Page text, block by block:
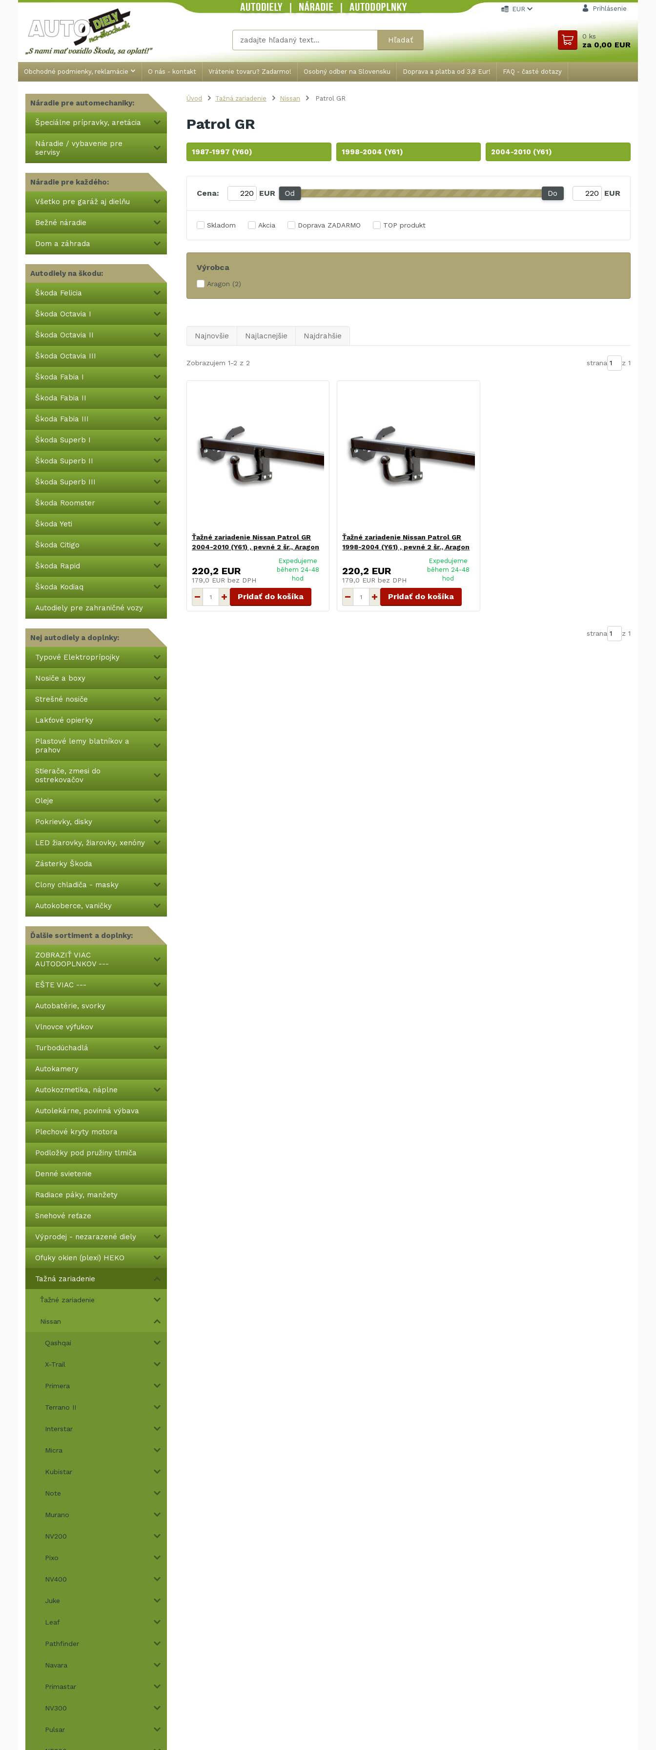
Obchodné podmienky, reklamácie O nás - kontakt Vrátenie tovaru? Zadarmo! Osobný odber na Slovensku Doprava a platba od 3,8 Eur! FAQ - časté dotazy
EUR Prihlásenie
Hľadať 0ks
za0,00 EUR
Náradie pre automechaniky:
Špeciálne prípravky, aretácia
Náradie / vybavenie pre
servisy
Náradie pre každého:
Všetko pre garáž aj dielňu
Bežné náradie
Dom a záhrada
Autodiely na škodu:
Škoda Felicia
Škoda Octavia I
Škoda Octavia II
Škoda Octavia III
Škoda Fabia I
Škoda Fabia II
Škoda Fabia III
Škoda Superb I
Škoda Superb II
Škoda Superb III
Škoda Roomster
Škoda Yeti
Škoda Citigo
Škoda Rapid
Škoda Kodiaq
Autodiely pre zahraničné vozy
Nej autodiely a doplnky:
Typové Elektroprípojky
Nosiče a boxy
Strešné nosiče
Lakťové opierky
Plastové lemy blatníkov a
prahov
Stierače, zmesi do
ostrekovačov
Oleje
Pokrievky, disky
LED žiarovky, žiarovky, xenóny
Zásterky Škoda
Clony chladiča - masky
Autokoberce, vaničky
Ďalšie sortiment a doplnky:
ZOBRAZIŤ VIAC
AUTODOPLNKOV ---
EŠTE VIAC ---
Autobatérie, svorky
Vlnovce výfukov
Turbodúchadlá
Autokamery
Autokozmetika, náplne
Autolekárne, povinná výbava
Plechové kryty motora
Podložky pod pružiny tlmiča
Denné svietenie
Radiace páky, manžety
Snehové reťaze
Výprodej - nezarazené diely
Ofuky okien (plexi) HEKO
Tažná zariadenie
Ťažné zariadenie
Nissan
Qashqai
X-Trail
Primera
Terrano II
Interstar
Micra
Kubistar
Note
Murano
NV200
Pixo
NV400
Juke
Leaf
Pathfinder
Navara
Primastar
NV300
Pulsar
Úvod Tažná zariadenie Nissan Patrol GR
Patrol GR
1987-1997 (Y60) 1998-2004 (Y61) 2004-2010 (Y61)
Cena: EUR Od Do EUR
Skladom Akcia Doprava ZADARMO TOP produkt
Výrobca
Aragon (2)
Najnovšie Najlacnejšie Najdrahšie
Zobrazujem 1-2 z 2 strana z 1
Ťažné zariadenie Nissan Patrol GR
2004-2010 (Y61) , pevné 2 šr., Aragon
220,2 EUR
179,0 EUR bez DPH
Expedujeme
během 24-48
hod
Pridať do košíka
Ťažné zariadenie Nissan Patrol GR
1998-2004 (Y61) , pevné 2 šr., Aragon
220,2 EUR
179,0 EUR bez DPH
Expedujeme
během 24-48
hod
Pridať do košíka
strana z 1